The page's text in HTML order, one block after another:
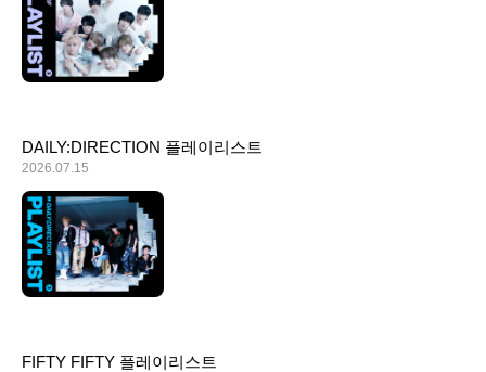
DAILY:DIRECTION 플레이리스트
2026.07.15
FIFTY FIFTY 플레이리스트